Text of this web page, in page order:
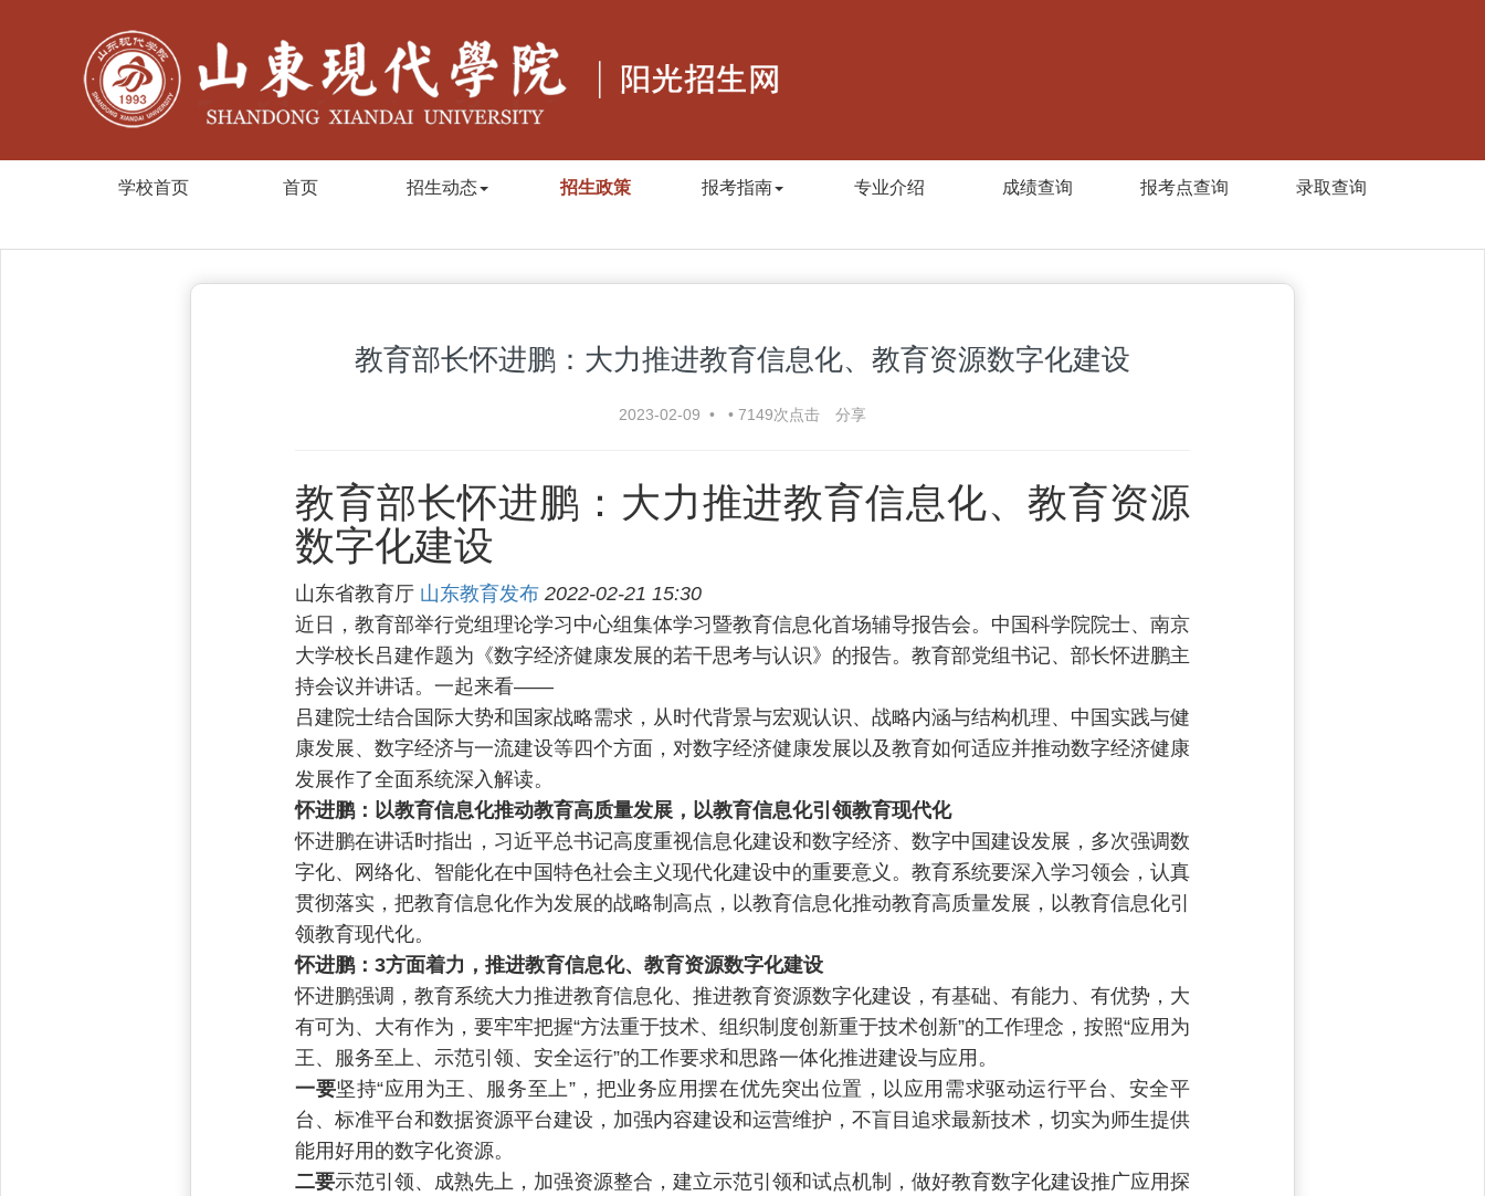
学校首页 首页 招生动态 招生政策 报考指南 专业介绍 成绩查询 报考点查询 录取查询
教育部长怀进鹏：大力推进教育信息化、教育资源数字化建设
2023-02-09 • • 7149次点击 分享
教育部长怀进鹏：大力推进教育信息化、教育资源
数字化建设
山东省教育厅 山东教育发布 2022-02-21 15:30
近日，教育部举行党组理论学习中心组集体学习暨教育信息化首场辅导报告会。中国科学院院士、南京
大学校长吕建作题为《数字经济健康发展的若干思考与认识》的报告。教育部党组书记、部长怀进鹏主
持会议并讲话。一起来看——
吕建院士结合国际大势和国家战略需求，从时代背景与宏观认识、战略内涵与结构机理、中国实践与健
康发展、数字经济与一流建设等四个方面，对数字经济健康发展以及教育如何适应并推动数字经济健康
发展作了全面系统深入解读。
怀进鹏： 以教育信息化推动教育高质量发展，以教育信息化引领教育现代化
怀进鹏在讲话时指出，习近平总书记高度重视信息化建设和数字经济、数字中国建设发展，多次强调数
字化、网络化、智能化在中国特色社会主义现代化建设中的重要意义。教育系统要深入学习领会，认真
贯彻落实，把教育信息化作为发展的战略制高点，以教育信息化推动教育高质量发展，以教育信息化引
领教育现代化。
怀进鹏： 3方面着力，推进教育信息化、教育资源数字化建设
怀进鹏强调，教育系统大力推进教育信息化、推进教育资源数字化建设，有基础、有能力、有优势，大
有可为、大有作为，要牢牢把握“方法重于技术、组织制度创新重于技术创新”的工作理念，按照“应用为
王、服务至上、示范引领、安全运行”的工作要求和思路一体化推进建设与应用。
一要坚持“应用为王、服务至上”，把业务应用摆在优先突出位置，以应用需求驱动运行平台、安全平
台、标准平台和数据资源平台建设，加强内容建设和运营维护，不盲目追求最新技术，切实为师生提供
能用好用的数字化资源。
二要示范引领、成熟先上，加强资源整合，建立示范引领和试点机制，做好教育数字化建设推广应用探